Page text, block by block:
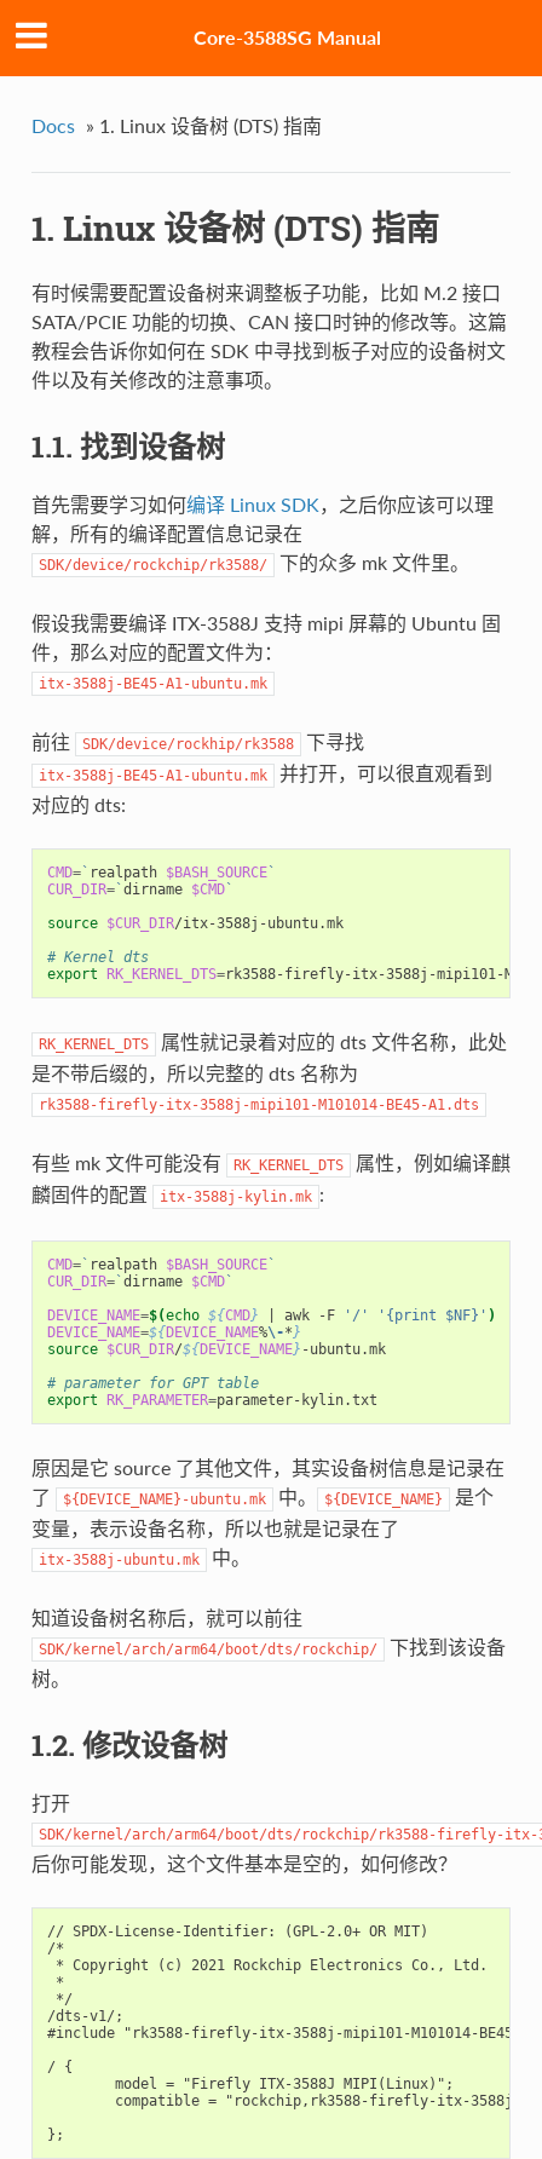
Core-3588SG Manual
Docs » 1. Linux 设备树 (DTS) 指南
1. Linux 设备树 (DTS) 指南
有时候需要配置设备树来调整板子功能，比如 M.2 接口
SATA/PCIE 功能的切换、CAN 接口时钟的修改等。这篇
教程会告诉你如何在 SDK 中寻找到板子对应的设备树文
件以及有关修改的注意事项。
1.1. 找到设备树
首先需要学习如何编译 Linux SDK，之后你应该可以理
解，所有的编译配置信息记录在
SDK/device/rockchip/rk3588/ 下的众多 mk 文件里。
假设我需要编译 ITX-3588J 支持 mipi 屏幕的 Ubuntu 固
件，那么对应的配置文件为：
itx-3588j-BE45-A1-ubuntu.mk
前往 SDK/device/rockhip/rk3588 下寻找
itx-3588j-BE45-A1-ubuntu.mk
并打开，可以很直观看到
对应的 dts:
CMD=` realpath $BASH_SOURCE`
CUR_DIR=` dirname $CMD`
source $CUR_DIR/itx-3588j-ubuntu.mk
# Kernel dts
export
RK_KERNEL_DTS=
RK_KERNEL_DTS
属性就记录着对应的 dts 文件名称，此处
是不带后缀的，所以完整的 dts 名称为
rk3588-firefly-itx-3588j-mipi101-M101014-BE45-A1.dts
有些 mk 文件可能没有 RK_KERNEL_DTS
属性，例如编译麒
麟固件的配置
itx-3588j-kylin.mk :
CMD=` realpath $BASH_SOURCE`
CUR_DIR=` dirname $CMD`
DEVICE_NAME=$(echo ${CMD} awk -F '/' '{print $NF}' )
DEVICE_NAME=${ DEVICE_NAME%\-*}
source $CUR_DIR/${ DEVICE_NAME} -ubuntu.mk
# parameter for GPT table
export
RK_PARAMETER=
原因是它 source 了其他文件，其实设备树信息是记录在
了
${DEVICE_NAME}-ubuntu.mk 中。 ${DEVICE_NAME}
是个
变量，表示设备名称，所以也就是记录在了
itx-3588j-ubuntu.mk 中。
知道设备树名称后，就可以前往
SDK/kernel/arch/arm64/boot/dts/rockchip/
下找到该设备
树。
1.2. 修改设备树
打开
SDK/kernel/arch/arm64/boot/dts/rockchip/rk3588-firefly-itx-
后你可能发现，这个文件基本是空的，如何修改？
// SPDX-License-Identifier: (GPL-2.0+ OR MIT)
/*
* Copyright (c) 2021 Rockchip Electronics Co., Ltd.
*
*/
/dts-v1/;
#include "rk3588-firefly-itx-3588j-mipi101-M101014-BE45-
/ {
        model = "Firefly ITX-3588J MIPI(Linux)";
compatible = "rockchip,rk3588-firefly-itx-3588j-